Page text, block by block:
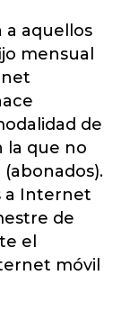
a aquellos
mensual
de
la que no
a Internet
de
el
móvil